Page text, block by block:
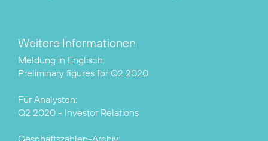
Weitere Informationen
Preliminary figures for Q2 2020
Q2 2020 - Investor Relations